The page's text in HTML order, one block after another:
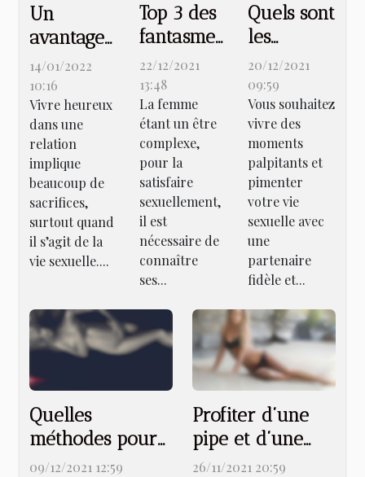
Un
avantage
du
libertinage
pour un
couple
14/01/2022
10:16
Vivre heureux
dans une
relation
implique
beaucoup de
sacrifices,
surtout quand
il s’agit de la
vie sexuelle....
Top 3 des
fantasmes
de la
femme
22/12/2021
13:48
La femme
étant un être
complexe,
pour la
satisfaire
sexuellement,
il est
nécessaire de
connaître
ses...
Quels sont
les
critères
de choix
d’une
bonne sex
doll ?
20/12/2021
09:59
Vous souhaitez
vivre des
moments
palpitants et
pimenter
votre vie
sexuelle avec
une
partenaire
fidèle et...
Quelles
méthodes pour
rencontrer l’âme
09/12/2021 12:59
Profiter d’une
pipe et d’une
dégustation de
26/11/2021 20:59